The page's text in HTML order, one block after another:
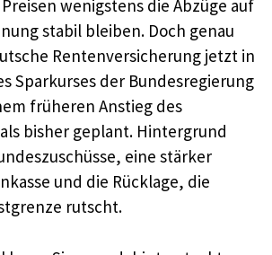
wenigstens die Abzüge auf
stabil bleiben. Doch genau
Rentenversicherung jetzt in
Sparkurses der Bundesregierung
früheren Anstieg des
bisher geplant. Hintergrund
eine stärker
und die Rücklage, die
rutscht.